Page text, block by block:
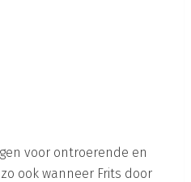
voor ontroerende en
ook wanneer Frits door